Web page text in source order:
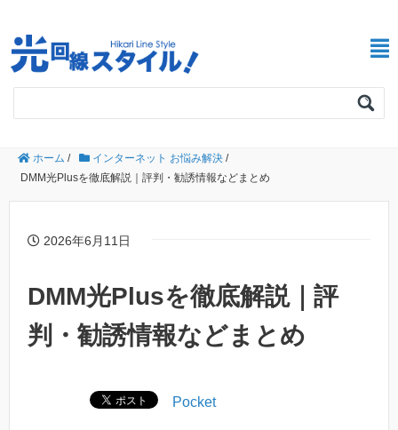
ホーム / インターネット お悩み解決 /
DMM光Plusを徹底解説｜評判・勧誘情報などまとめ
2026年6月11日
DMM光Plusを徹底解説｜評
判・勧誘情報などまとめ
Pocket